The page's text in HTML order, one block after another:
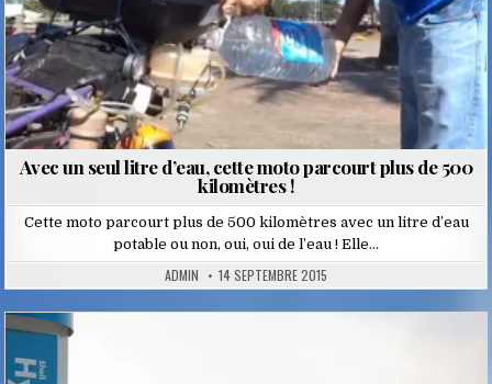
Avec un seul litre d’eau, cette moto parcourt plus de 500
kilomètres !
Cette moto parcourt plus de 500 kilomètres avec un litre d’eau
potable ou non, oui, oui de l’eau ! Elle…
ADMIN 14 SEPTEMBRE 2015